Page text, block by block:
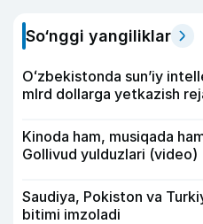
So‘nggi yangiliklar
Oʻzbekistonda sunʼiy
mlrd dollarga yetkazish
Kinoda ham, musiqada
Gollivud yulduzlari (video)
Saudiya, Pokiston va
bitimi imzoladi